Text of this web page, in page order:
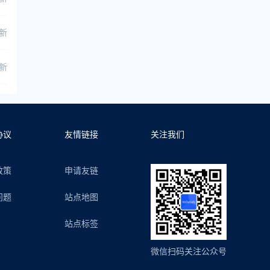
议
策
题
友情链接
申请友链
站点地图
站点标签
关注我们
微信扫码关注公众号